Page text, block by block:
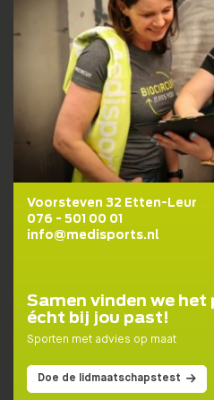
Voorsteven 32 Etten-Leur
076 - 501 00 01
info@medisports.nl
Samen vinden we
écht bij jou past!
Sporten met advies op maat
Doe de lidmaatschapstest
Lidmaatschapstest
BENIEUWD WAT BIJ JE PAST?
gevoel!